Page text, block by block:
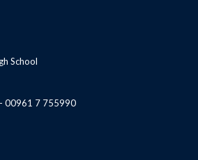
School
00961 7 755990